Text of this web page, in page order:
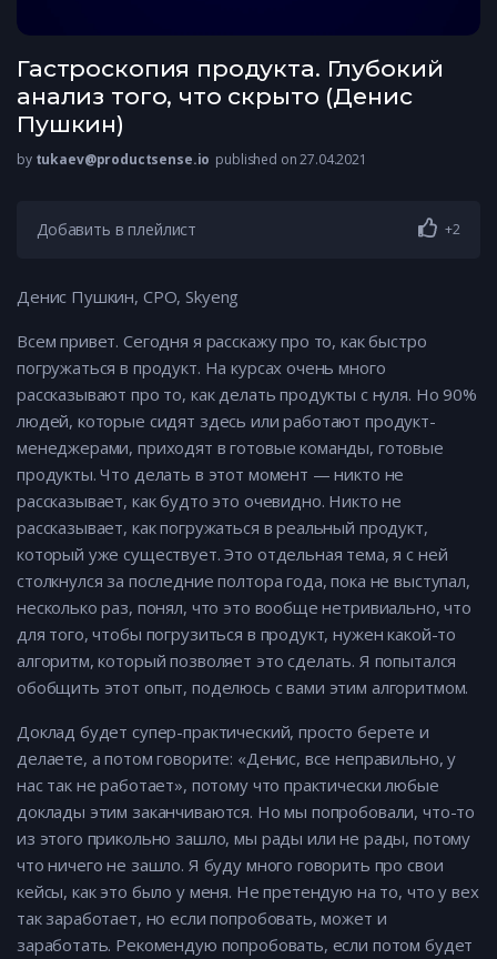
Гастроскопия продукта. Глубокий
анализ того, что скрыто (Денис
Пушкин)
by tukaev@productsense.io published on 27.04.2021
Добавить в плейлист +2
Денис Пушкин, CPO, Skyeng
Всем привет. Сегодня я расскажу про то, как быстро
погружаться в продукт. На курсах очень много
рассказывают про то, как делать продукты с нуля. Но 90%
людей, которые сидят здесь или работают продукт-
менеджерами, приходят в готовые команды, готовые
продукты. Что делать в этот момент — никто не
рассказывает, как будто это очевидно. Никто не
рассказывает, как погружаться в реальный продукт,
который уже существует. Это отдельная тема, я с ней
столкнулся за последние полтора года, пока не выступал,
несколько раз, понял, что это вообще нетривиально, что
для того, чтобы погрузиться в продукт, нужен какой-то
алгоритм, который позволяет это сделать. Я попытался
обобщить этот опыт, поделюсь с вами этим алгоритмом.
Доклад будет супер-практический, просто берете и
делаете, а потом говорите: «Денис, все неправильно, у
нас так не работает», потому что практически любые
доклады этим заканчиваются. Но мы попробовали, что-то
из этого прикольно зашло, мы рады или не рады, потому
что ничего не зашло. Я буду много говорить про свои
кейсы, как это было у меня. Не претендую на то, что у вех
так заработает, но если попробовать, может и
заработать. Рекомендую попробовать, если потом будет